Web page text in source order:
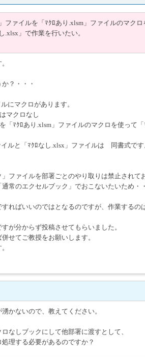
ファイルを「ﾏｸﾛあり.xlsm」ファイルのマクロ
.xlsx」で作業を行いたい。
？・・・
にマクロがあります。
マクロなし
「ﾏｸﾛあり.xlsm」ファイルのマクロを使って
イルと「ﾏｸﾛなし.xlsx」ファイルは 同書式で
ファイルを部署ごとのやり取りは禁止されて
通常のエクセルブック」でおこないたいため・
すればいいのではとなるのですが、作業する
が分からず投稿させてもらいました。
せてご教授をお願いします。
かないので、教えてください。
なしブックにして他部署に渡すとして、
理する必要があるのですか？